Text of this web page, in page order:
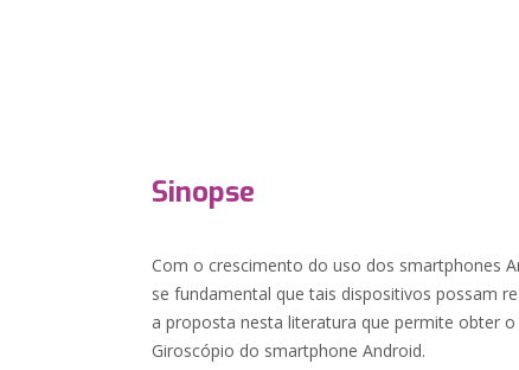
Sinopse
Com o crescimento do uso dos smartphones
se fundamental que tais dispositivos possam
a proposta nesta literatura que permite obter
Giroscópio do smartphone Android.